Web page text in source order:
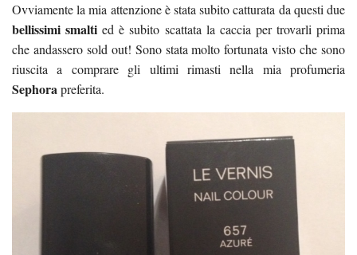
Ovviamente la mia attenzione è stata subito catturata da questi due
bellissimi smalti ed è subito scattata la caccia per trovarli prima
che andassero sold out! Sono stata molto fortunata visto che sono
riuscita a comprare gli ultimi rimasti nella mia profumeria
Sephorapreferita.